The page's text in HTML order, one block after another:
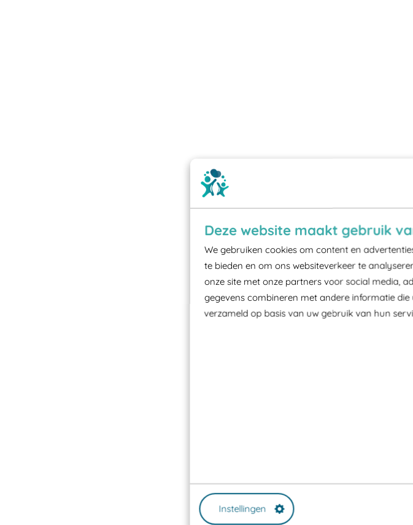
Deze website maakt gebruik
We gebruiken cookies om content en
te bieden en om ons websiteverkeer te
onze site met onze partners voor social media,
gegevens combineren met andere informatie
verzameld op basis van uw gebruik van hun
Instellingen